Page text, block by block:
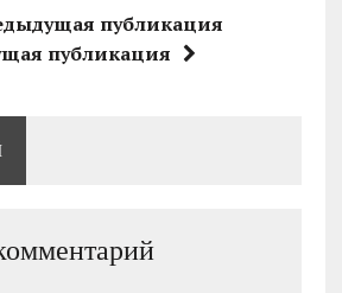
публикация
публикация